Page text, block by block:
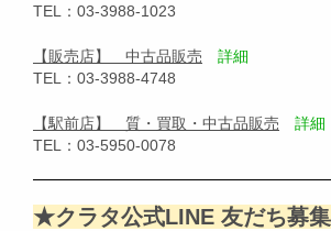
TEL：03-3988-1023
【販売店】 中古品販売
詳細
TEL：03-3988-4748
【駅前店】 質・買取・中古品販売
詳細
TEL：03-5950-0078
★クラタ公式LINE 友だち募